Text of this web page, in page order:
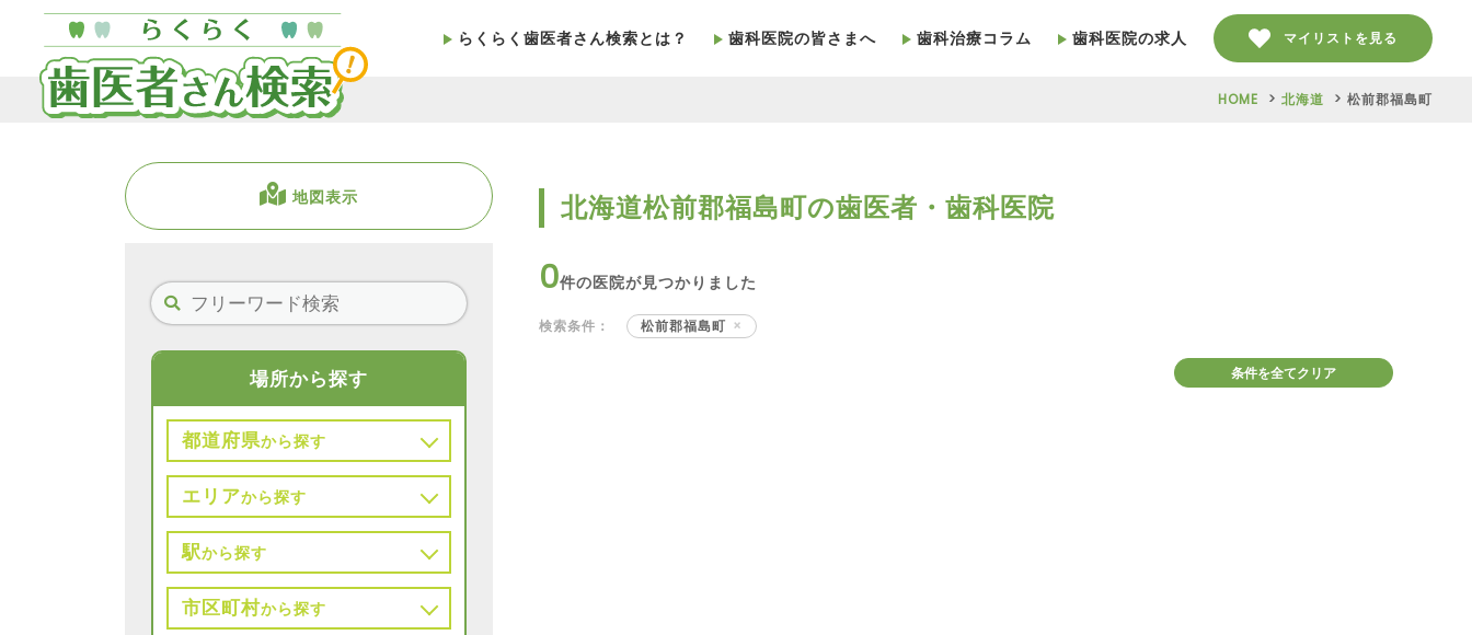
らくらく歯医者さん検索とは？ 歯科医院の皆さまへ 歯科治療コラム 歯科医院の求人 マイリストを見る
HOME 北海道 松前郡福島町
地図表示
場所から探す
都道府県から探す
エリアから探す
駅から探す
市区町村から探す
北海道松前郡福島町の歯医者・歯科医院
0件の医院が見つかりました
検索条件： 松前郡福島町
条件を全てクリア